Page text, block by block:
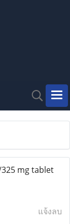
mg tablet
แจ้งลบ